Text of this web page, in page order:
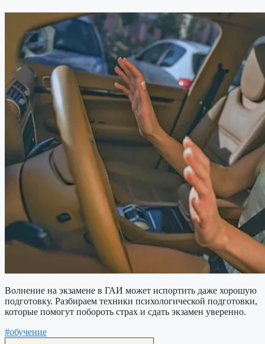
Волнение на экзамене в ГАИ может испортить даже хорошую
подготовку. Разбираем техники психологической подготовки,
которые помогут побороть страх и сдать экзамен уверенно.
#обучение